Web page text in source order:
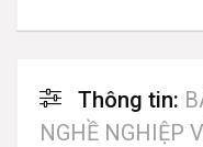
Thông tin:
NGHỀ NGHIỆP